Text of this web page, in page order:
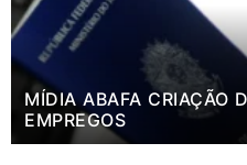
MÍDIA ABAFA CRIAÇÃO
EMPREGOS